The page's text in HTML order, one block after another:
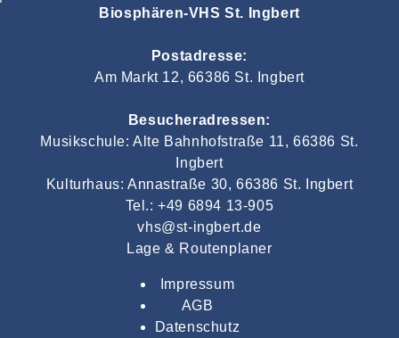
Biosphären-VHS St. Ingbert
Postadresse:
Am Markt 12, 66386 St. Ingbert
Besucheradressen:
Musikschule: Alte Bahnhofstraße 11, 66386 St.
Ingbert
Kulturhaus: Annastraße 30, 66386 St. Ingbert
Tel.: +49 6894 13-905
vhs@st-ingbert.de
Lage & Routenplaner
Impressum
AGB
Datenschutz